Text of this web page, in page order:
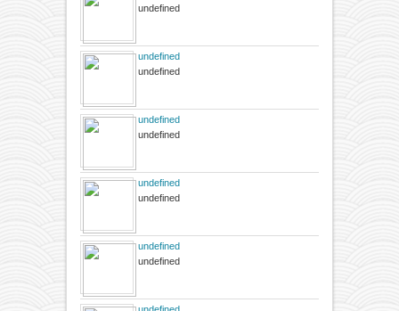
undefined
undefined
undefined
undefined
undefined
undefined
undefined
undefined
undefined